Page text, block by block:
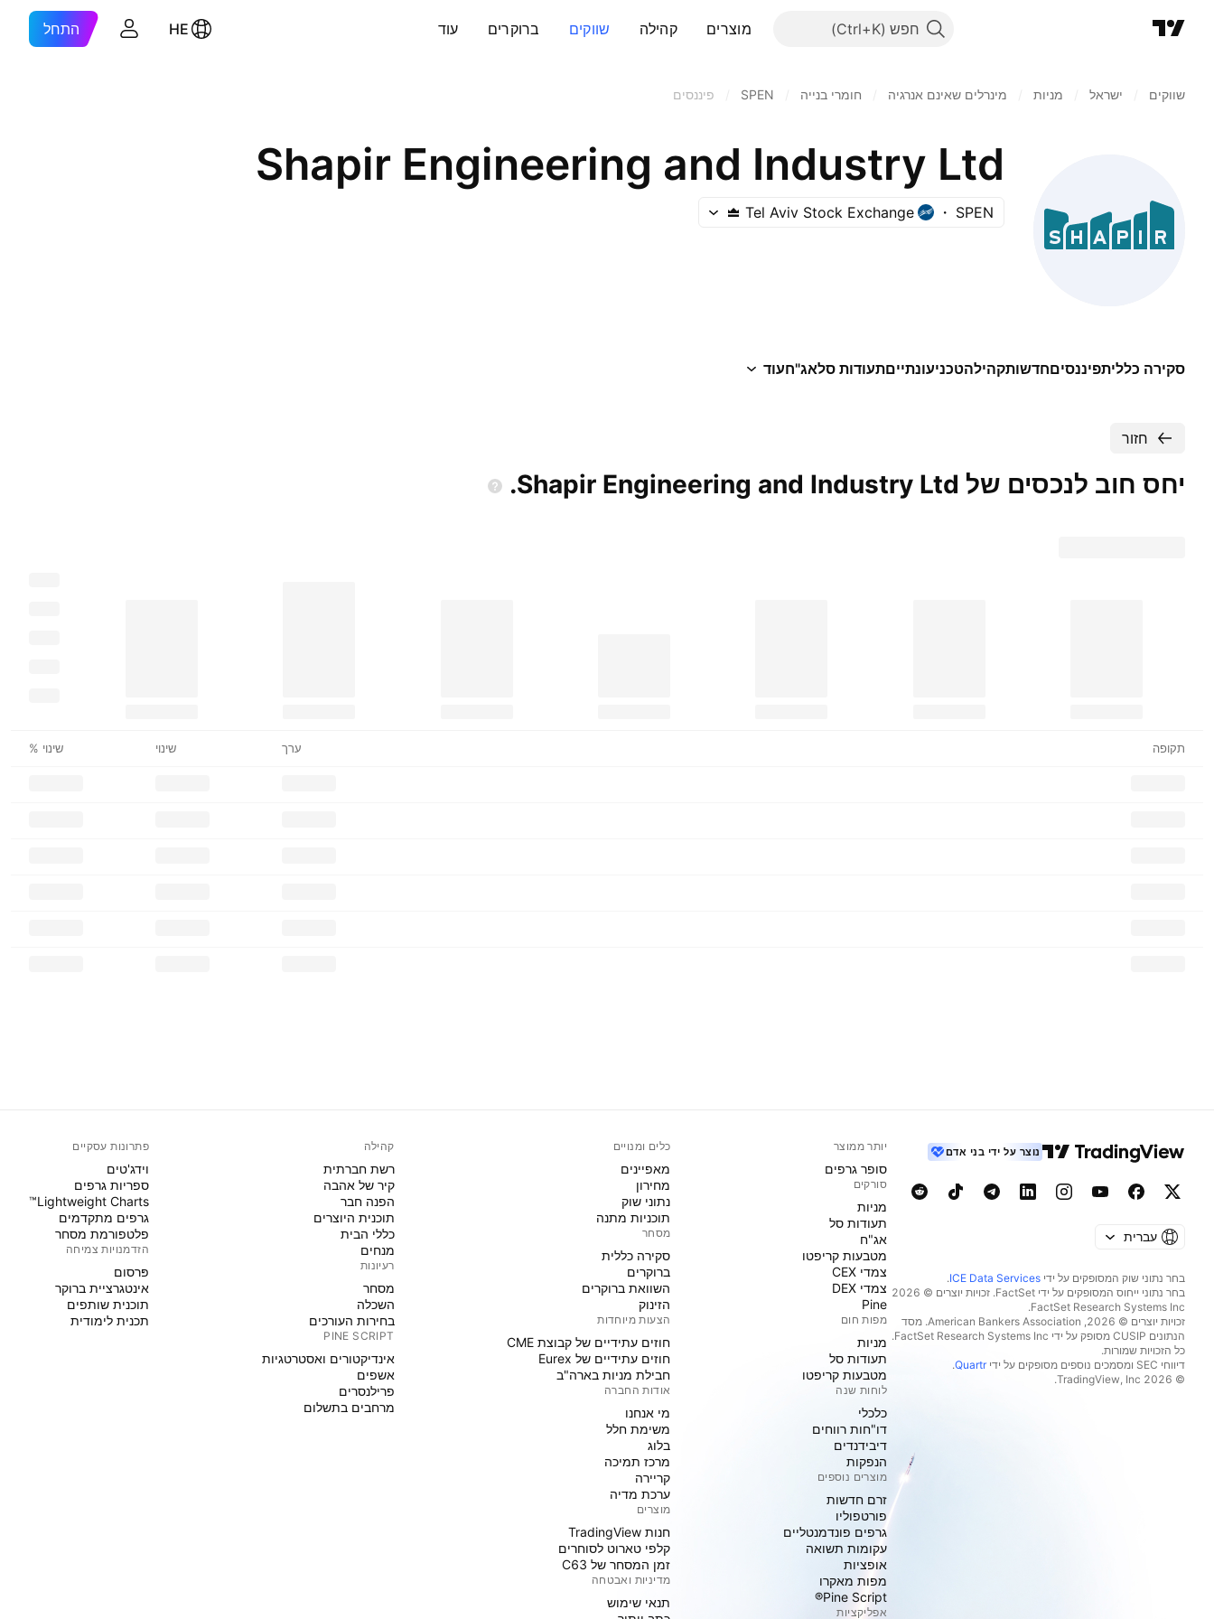
חפש מוצרים קהילה שווקים ברוקרים עוד HE התחל
שווקים ישראל מניות‏ מינרלים שאינם אנרגיה חומרי בנייה SPEN פיננסים
Shapir Engineering and Industry Ltd
SPEN
Tel Aviv Stock Exchange
סקירה כלליתפיננסיםחדשותקהילהטכניעונתייםתעודות סלאג"חעוד
חזור
יחס חוב לנכסים של Shapir Engineering and Industry Ltd.
תקופה ערך שינוי שינוי %
נוצר על ידי בני אדם
עברית
בחר נתוני שוק המסופקים על ידי ICE Data Services
.
בחר נתוני ייחוס המסופקים על ידי FactSet. זכויות יוצרים © 2026
זכויות יוצרים © 2026, ‏American Bankers Association. מסד
הנתונים CUSIP מסופק על ידי FactSet Research Systems Inc.
כל הזכויות שמורות.
דיווחי SEC ומסמכים נוספים מסופקים על ידי
Quartr
.
© 2026 ‏TradingView, Inc.‏
יותר ממוצר
סופר גרפים
סורקים
מניות‏
תעודות סל
אג"ח
מטבעות קריפטו
צמדי CEX
צמדי DEX
Pine
מפות חום
מניות‏
תעודות סל
מטבעות קריפטו
לוחות שנה
כלכלי
דו"חות רווחים
דיבידנדים
הנפקות
מוצרים נוספים
זרם חדשות
פורטפוליו
גרפים פונדמנטליים
עקומות תשואה
אופציות
מפות מאקרו
Pine Script®
אפליקציות
כלים ומנויים
מאפיינים
מחירון
נתוני שוק
תוכניות מתנה
מסחר
סקירה כללית
ברוקרים
השוואת ברוקרים
הזינוק
הצעות מיוחדות
חוזים עתידיים של קבוצת CME
חוזים עתידיים של Eurex
חבילת מניות בארה"ב
אודות החברה
מי אנחנו
משימת חלל
בלוג
מרכז תמיכה
קריירה
ערכת מדיה
מוצרים
חנות TradingView
קלפי טארוט לסוחרים
זמן המסחר של C63
מדיניות ואבטחה
תנאי שימוש
קהילה
רשת חברתית
קיר של אהבה
הפנה חבר
תוכנית היוצרים
כללי הבית
מנחים
רעיונות
מסחר
השכלה
בחירות העורכים
PINE SCRIPT
אינדיקטורים ואסטרטגיות
אשפים
פרילנסרים
מרחבים בתשלום
פתרונות עסקיים
וידג'טים
ספריות גרפים
Lightweight Charts™
גרפים מתקדמים
פלטפורמת מסחר
הזדמנויות צמיחה
פּרסום
אינטגרציית ברוקר
תוכנית שותפים
תכנית לימודית